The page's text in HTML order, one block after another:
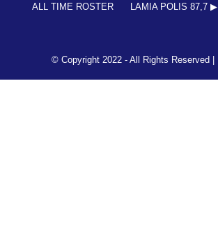
ALL TIME ROSTER
LAMIA POLIS 87,7 ▶︎
© Copyright 2022 - All Rights Reserved |